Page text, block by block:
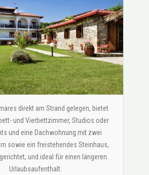
direkt am Strand gelegen, bietet
und Vierbettzimmer, Studios oder
und eine Dachwohnung mit zwei
sowie ein freistehendes Steinhaus,
und ideal für einen längeren
Urlaubsaufenthalt.